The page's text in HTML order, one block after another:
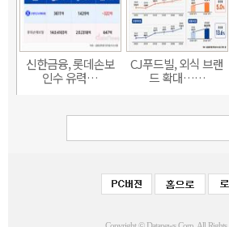
신한금융, 롯데손보
인수 유력…
CJ푸드빌, 외식 브랜
드 확대……